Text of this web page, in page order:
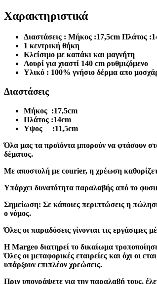
Χαρακτηριστικά
Διαστάσεις : Μήκος :17,5cm Πλάτος
1 κεντρική θήκη
Κλείσιμο με καπάκι και μαγνήτη
Λουρί για χιαστί 140 cm ρυθμιζόμενο
Υλικό : 100% γνήσιο δέρμα απο
Διαστάσεις
Μήκος :17,5cm
Πλάτος :14cm
Υψος :11,5cm
Όλα μας τα προϊόντα μπορούν να φτάσουν
δέματος.
Με αποστολή με courier, η χρέωση
Υπάρχει δυνατότητα παραλαβής από το
Σημείωση: Σε κάποιες περιπτώσεις η
ο νόμος.
Όλες οι παραδόσεις γίνονται τις
ΗMargeo διατηρεί το δικαίωμα
Όλες οι μεταφορικές εταιρείες και όχι οι
υπάρξουν επιπλέον χρεώσεις.
Πριν υπογράψετε για την παραλαβή τους,